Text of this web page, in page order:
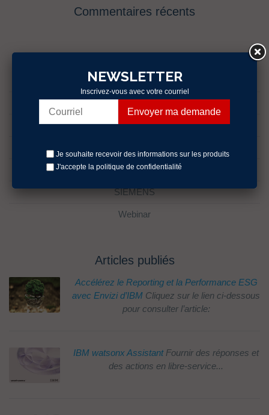
Commentaires récents
Évènements
fr
lifecycle management
Sans catégorie
SIEMENS
Webinar
Articles publiés
Accélérez le Reporting et la Performance ESG
avec Envizi d’IBM Cliquez sur le lien ci-dessous
pour consulter l’article:
IBM watsonx Assistant Fournir des réponses et
des actions en libre-service...
NEWSLETTER
Inscrivez-vous avec votre courriel
Je souhaite recevoir des informations sur les produits
J'accepte la politique de confidentialité